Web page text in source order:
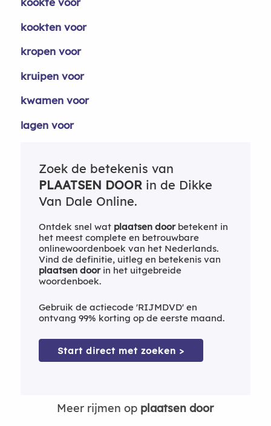
kookten voor
kropen voor
kruipen voor
kwamen voor
lagen voor
Zoek de betekenis van
PLAATSEN DOORin de Dikke
Van Dale Online.
Ontdek snel wat plaatsen doorbetekent in
het meest complete en betrouwbare
onlinewoordenboek van het Nederlands.
Vind de definitie, uitleg en betekenis van
plaatsen doorin het uitgebreide
woordenboek.
Gebruik de actiecode 'RIJMDVD' en
ontvang 99% korting op de eerste maand.
Start direct met zoeken >
Meer rijmen op plaatsen door